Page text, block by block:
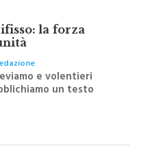
la forza
e volentieri
un testo
dalla scrittrice
Mariella